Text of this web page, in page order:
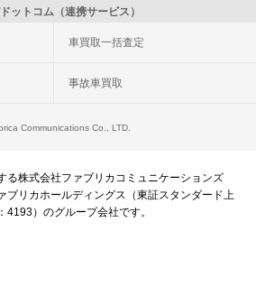
ットコム（連携サービス）
車買取一括査定
事故車買取
Communications Co., LTD.
る株式会社ファブリカコミュニケーションズ
ブリカホールディングス（東証スタンダード上
）のグループ会社です。